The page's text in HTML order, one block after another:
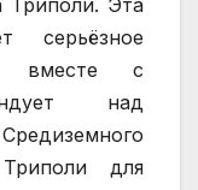
Триполи. Эта
серьёзное
вместе с
над
для